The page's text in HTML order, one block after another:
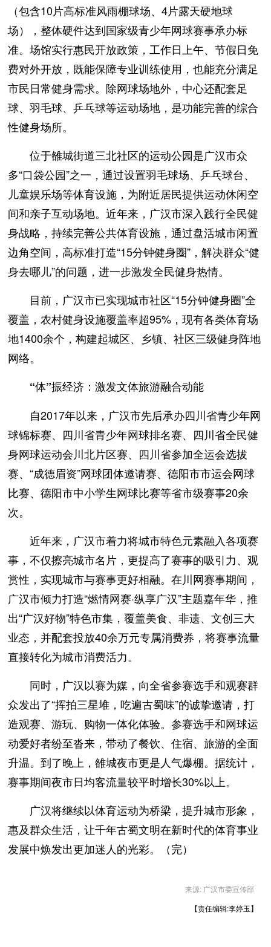
（包含10片高标准风雨棚球场、4片露天硬地球
场），整体硬件达到国家级青少年网球赛事承办标
准。场馆实行惠民开放政策，工作日上午、节假日免
费对外开放，既能保障专业训练使用，也能充分满足
市民日常健身需求。除网球场地外，中心还配套足
球、羽毛球、乒乓球等运动场地，是功能完善的综合
性健身场所。
位于雒城街道三北社区的运动公园是广汉市众
多“口袋公园”之一，通过设置羽毛球场、乒乓球台、
儿童娱乐场等体育设施，为附近居民提供运动休闲空
间和亲子互动场地。近年来，广汉市深入践行全民健
身战略，持续完善公共体育设施，通过盘活城市闲置
边角空间，高标准打造“15分钟健身圈”，解决群众“健
身去哪儿”的问题，进一步激发全民健身热情。
目前，广汉市已实现城市社区“15分钟健身圈”全
覆盖，农村健身设施覆盖率超95%，现有各类体育场
地1400余个，构建起城区、乡镇、社区三级健身阵地
网络。
“体”振经济：激发文体旅游融合动能
自2017年以来，广汉市先后承办四川省青少年网
球锦标赛、四川省青少年网球排名赛、四川省全民健
身网球运动会川北片区赛、四川省参加全运会选拔
赛、“成德眉资”网球团体邀请赛、德阳市市运会网球
比赛、德阳市中小学生网球比赛等省市级赛事20余
次。
近年来，广汉市着力将城市特色元素融入各项赛
事，不仅擦亮城市名片，更提高了赛事的吸引力、观
赏性，实现城市与赛事更好相融。在川网赛事期间，
广汉市倾力打造“燃情网赛·纵享广汉”主题嘉年华，推
出“广汉好物”特色市集，覆盖美食、非遗、文创三大
业态，并配套投放40余万元专属消费券，将赛事流量
直接转化为城市消费活力。
同时，广汉以赛为媒，向全省参赛选手和观赛群
众发出了“挥拍三星堆，吃遍古蜀味”的诚挚邀请，打
造观赛、游玩、购物一体化体验。参赛选手和网球运
动爱好者纷至沓来，带动了餐饮、住宿、旅游的全面
升温。到了晚上，雒城夜市更是人气爆棚。据统计，
赛事期间夜市日均客流量较平时增长30%以上。
广汉将继续以体育运动为桥梁，提升城市形象，
惠及群众生活，让千年古蜀文明在新时代的体育事业
发展中焕发出更加迷人的光彩。（完）
来源: 广汉市委宣传部
【责任编辑:李婷玉】